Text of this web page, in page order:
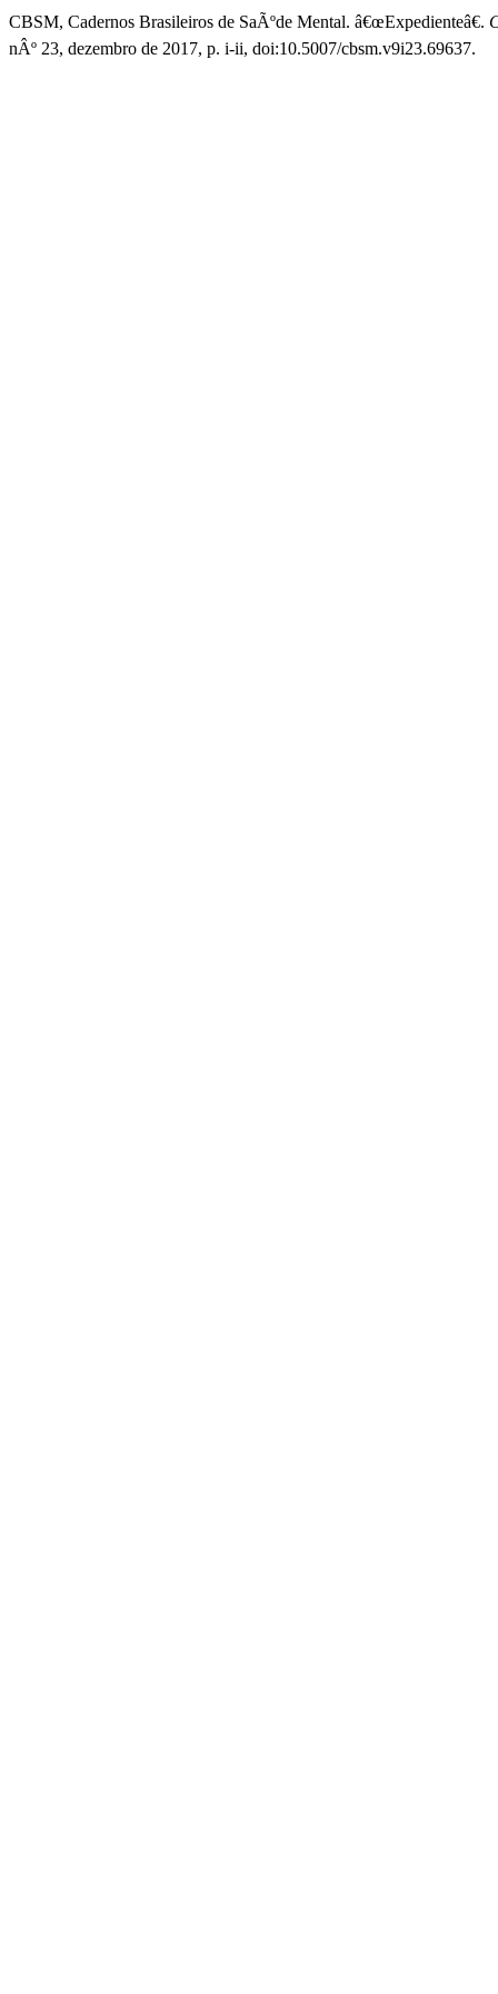
CBSM, Cadernos Brasileiros de SaÃºde Mental. â€œExpedienteâ€.
nÂº 23, dezembro de 2017, p. i-ii, doi:10.5007/cbsm.v9i23.69637.